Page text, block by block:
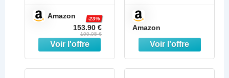
boissons inclus,
pour Voitures
avec ou sans
ISOFIX, de 15 à
50 kg env., de 3
à 12 ans env.,
Amazon
153.90 €
-23%
199.95 €
Amazon